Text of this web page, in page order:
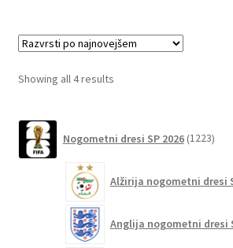
Showing all 4 resultsSorted
Nogometni dresi SP 2026 1223
Alžirija nogometni dresi
Anglija nogometni dresi